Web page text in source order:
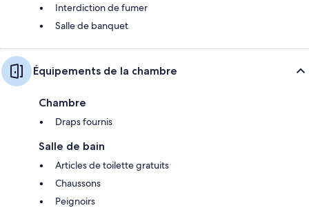
Interdiction de fumer
Salle de banquet
Équipements de la chambre
Chambre
Draps fournis
Salle de bain
Articles de toilette gratuits
Chaussons
Peignoirs